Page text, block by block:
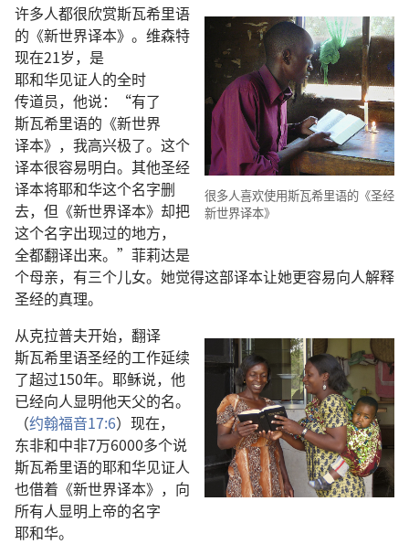
很多人喜欢使用斯瓦希里语的 《圣经
新世界译本》
许多人都很欣赏斯瓦希里语
的 《新世界译本》。 维森特
现在21岁， 是
耶和华见证人的全时
传道员， 他说：“有了
斯瓦希里语的 《新世界
译本》， 我高兴极了。 这个
译本很容易明白。 其他圣经
译本将耶和华这个名字删
去， 但 《新世界译本》 却把
这个名字出现过的地方，
全都翻译出来。” 菲莉达是
个母亲， 有三个儿女。 她觉得这部译本让她更容易向人解释
圣经的真理。
从克拉普夫开始， 翻译
斯瓦希里语圣经的工作延续
了超过150年。 耶稣说， 他
已经向人显明他天父的名。
（约翰福音17:6） 现在，
东非和中非7万6000多个说
斯瓦希里语的耶和华见证人
也借着 《新世界译本》， 向
所有人显明上帝的名字
耶和华。